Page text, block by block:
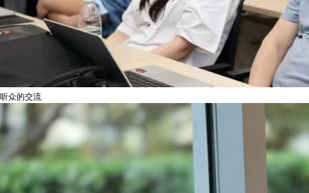
听众的交流